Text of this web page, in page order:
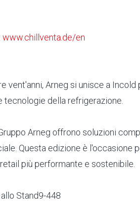
www.chillventa.de/en
vent'anni, Arneg si unisce a
tecnologie della refrigerazione.
Arneg offrono soluzioni
Questa edizione è l'occasione
più performante e sostenibile.
Stand9-448